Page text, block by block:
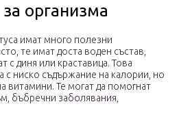
организма
имат много полезни
те имат доста воден състав,
с диня или краставица. Това
с ниско съдържание на калории, но
витамини. Те могат да помогнат
бъбречни заболявания,